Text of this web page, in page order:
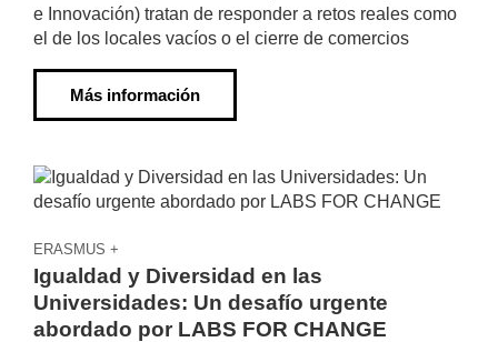
e Innovación) tratan de responder a retos reales como
el de los locales vacíos o el cierre de comercios
Más información
ERASMUS +
Igualdad y Diversidad en las
Universidades: Un desafío urgente
abordado por LABS FOR CHANGE